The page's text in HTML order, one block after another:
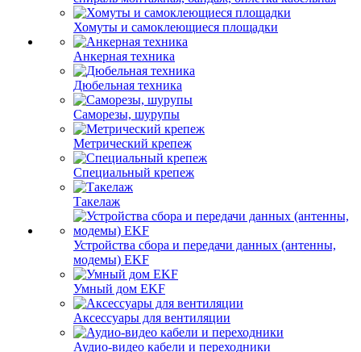
Хомуты и самоклеющиеся площадки
Анкерная техника
Дюбельная техника
Саморезы, шурупы
Метрический крепеж
Специальный крепеж
Такелаж
Устройства сбора и передачи данных (антенны,
модемы) EKF
Умный дом EKF
Аксессуары для вентиляции
Аудио-видео кабели и переходники